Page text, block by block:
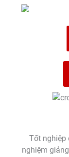
Tốt nghiệp
nghiệm